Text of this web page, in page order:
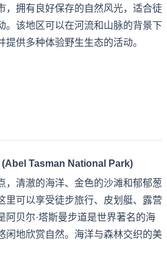
，拥有良好保存的自然风光，适合徒
。该地区可以在河流和山脉的背景下
供多种体验野生生态的活动。
(Abel Tasman National Park)
，清澈的海洋、金色的沙滩和郁郁葱
里可以享受徒步旅行、皮划艇、露营
阿贝尔·塔斯曼步道是世界著名的海
闲地欣赏自然。海洋与森林交织的美